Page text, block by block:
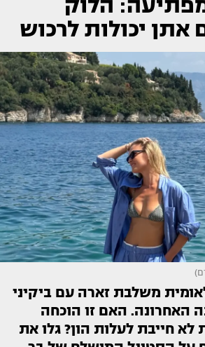
הלוק
אתן יכולות לרכוש
משלבת זארה עם ביקיני
האחרונה. האם זו הוכחה
לא חייבת לעלות הון? גלו את